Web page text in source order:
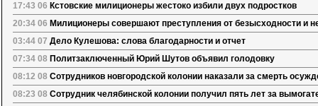
17:43 06 Кстовские милиционеры жестоко избили двух подростков
20:34 06 Милиционеры совершают преступления от безысходности и
03:44 07 Дело Кулешова: слова благодарности и отчет
07:34 08 Политзаключенный Юрий Шутов объявил голодовку
08:12 08 Сотрудников новгородской колонии наказали за смерть
08:23 08 Сотрудник челябинской колонии получил пять лет за